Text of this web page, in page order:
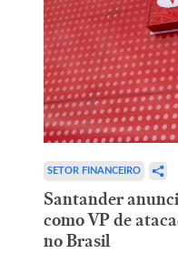
SETOR FINANCEIRO
Santander
como VP de
no Brasil